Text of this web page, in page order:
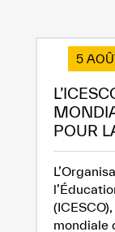
5
POUR
mondiale